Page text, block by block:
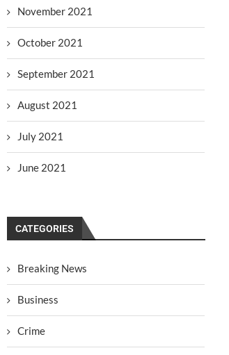
November 2021
October 2021
September 2021
August 2021
July 2021
June 2021
CATEGORIES
Breaking News
Business
Crime